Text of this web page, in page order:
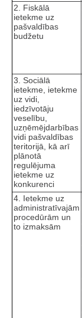
2. Fiskālā
ietekme uz
pašvaldības
budžetu
3. Sociālā
ietekme, ietekme
uz vidi,
iedzīvotāju
veselību,
uzņēmējdarbības
vidi pašvaldības
teritorijā, kā arī
plānotā
regulējuma
ietekme uz
konkurenci
4. Ietekme uz
administratīvajām
procedūrām un
to izmaksām